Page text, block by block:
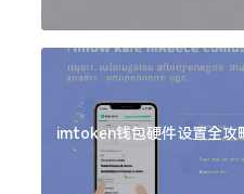
imtoken钱包硬件设置全攻